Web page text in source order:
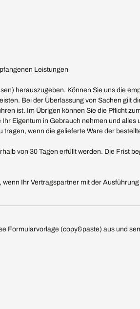
Leistungen
herauszugeben. Können Sie uns die
Bei der Überlassung von Sachen gilt
ist. Im Übrigen können Sie die Pflicht
Eigentum in Gebrauch nehmen und
wenn die gelieferte Ware der
von 30 Tagen erfüllt werden. Die Frist
Ihr Vertragspartner mit der
Formularvorlage (copy&paste) aus und